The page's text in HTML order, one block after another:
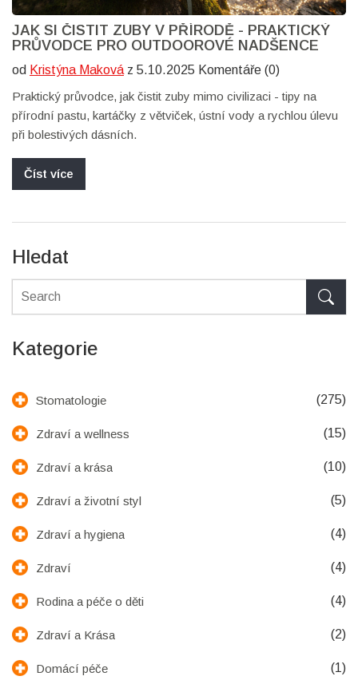
JAK SI ČISTIT ZUBY V PŘÍRODĚ - PRAKTICKÝ
PRŮVODCE PRO OUTDOOROVÉ NADŠENCE
od Kristýna Maková z 5.10.2025 Komentáře (0)
Praktický průvodce, jak čistit zuby mimo civilizaci - tipy na
přírodní pastu, kartáčky z větviček, ústní vody a rychlou úlevu
při bolestivých dásních.
Číst více
Hledat
Kategorie
Stomatologie (275)
Zdraví a wellness (15)
Zdraví a krása (10)
Zdraví a životní styl (5)
Zdraví a hygiena (4)
Zdraví (4)
Rodina a péče o děti (4)
Zdraví a Krása (2)
Domácí péče (1)